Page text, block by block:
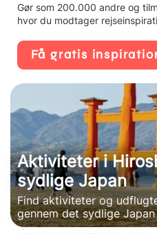
Gør som 200.000 andre og
hvor du modtager
Få gratis
Aktiviteter i
sydlige Japan
Find aktiviteter og
gennem det sydlige Japan